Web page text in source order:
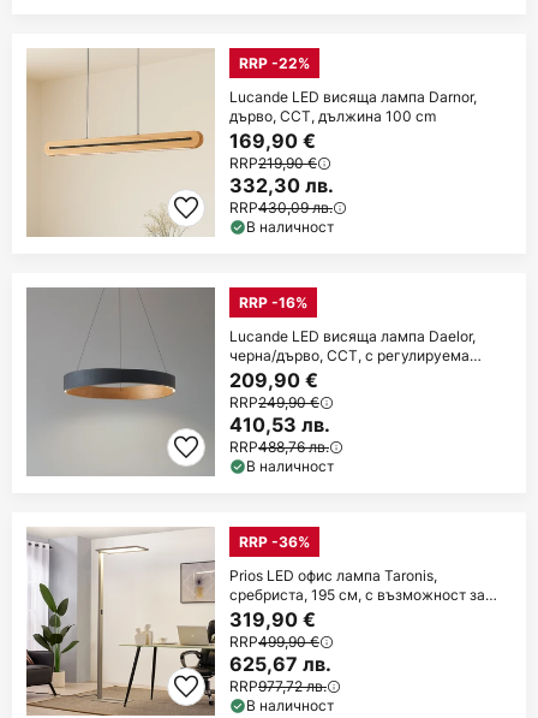
RRP -22%
Lucande LED висяща лампа Darnor,
дърво, CCT, дължина 100 cm
169,90 €
RRP219,90 €
332,30 лв.
RRP430,09 лв.
В наличност
RRP -16%
Lucande LED висяща лампа Daelor,
черна/дърво, CCT, с регулируема
яркост
209,90 €
RRP249,90 €
410,53 лв.
RRP488,76 лв.
В наличност
RRP -36%
Prios LED офис лампа Taronis,
сребриста, 195 см, с възможност за
димиране
319,90 €
RRP499,90 €
625,67 лв.
RRP977,72 лв.
В наличност